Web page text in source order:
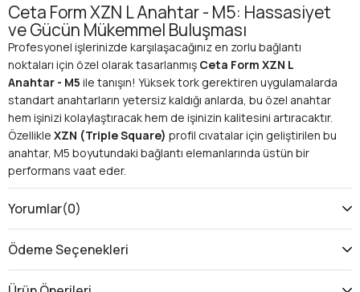
Ceta Form XZN L Anahtar - M5: Hassasiyet
ve Gücün Mükemmel Buluşması
Profesyonel işlerinizde karşılaşacağınız en zorlu bağlantı
noktaları için özel olarak tasarlanmış Ceta Form XZN L
Anahtar - M5 ile tanışın! Yüksek tork gerektiren uygulamalarda
standart anahtarların yetersiz kaldığı anlarda, bu özel anahtar
hem işinizi kolaylaştıracak hem de işinizin kalitesini artıracaktır.
Özellikle XZN (Triple Square) profil cıvatalar için geliştirilen bu
anahtar, M5 boyutundaki bağlantı elemanlarında üstün bir
performans vaat eder.
Neden Ceta Form XZN L Anahtar - M5 Tercih
Edilmelidir?
bağlantı elemanının iç yapısına daha fazla temas yüzeyi
sağlayarak, kaymayı ve cıvata kafasının aşınmasını (sıyrılmasını)
Yorumlar(0)
Ödeme Seçenekleri